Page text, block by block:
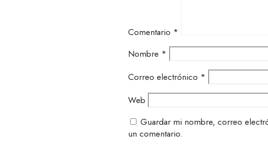
Comentario *
Nombre *
Correo electrónico *
Web
Guardar mi nombre, correo
un comentario.